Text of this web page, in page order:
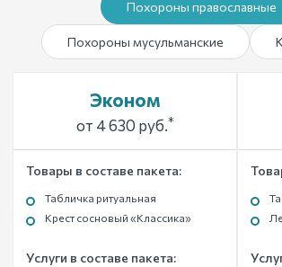
Похороны православные
Похороны мусульманские
Эконом
от 4 630 руб.*
Товары в составе пакета:
Табличка ритуальная
Крест сосновый «Классика»
Услуги в составе пакета: